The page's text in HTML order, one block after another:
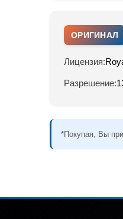
ОРИГИНАЛ
Лицензия:
Разрешение:
*Покупая, Вы